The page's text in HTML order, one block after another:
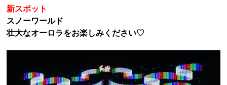
新スポット
スノーワールド
壮大なオーロラをお楽しみください♡